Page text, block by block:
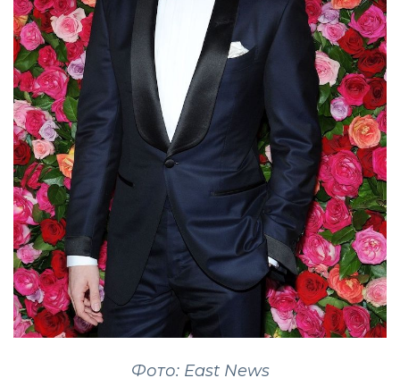
Фото: East News